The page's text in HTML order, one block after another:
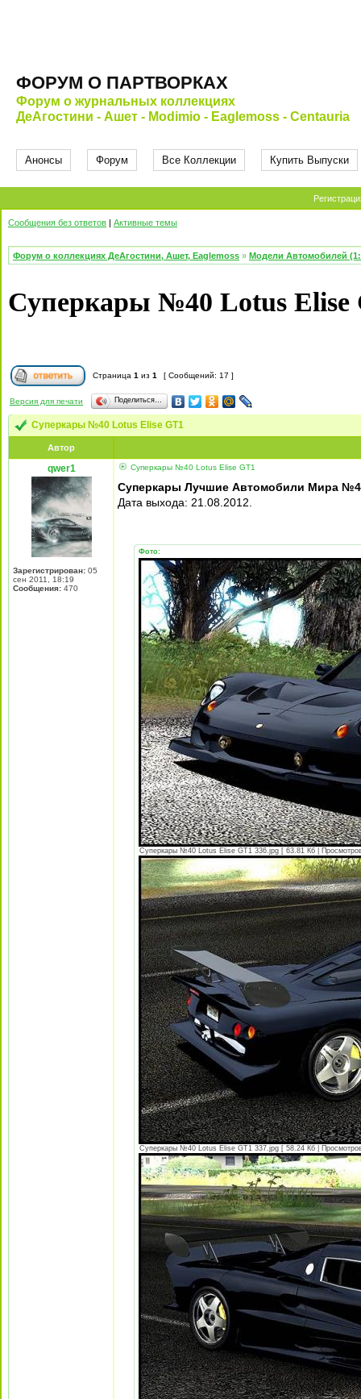
ФОРУМ О ПАРТВОРКАХ
Форум о журнальных коллекциях
ДеАгостини - Ашет - Modimio - Eaglemoss - Centauria
Анонсы Форум Все Коллекции Купить Выпуски
Сообщения без ответов | Активные темы
Форум о коллекциях ДеАгостини, Ашет, Eaglemoss » Модели Автомобилей
Суперкары №40 Lotus Еlise
Страница 1 из 1 [ Сообщений: 17 ]
Версия для печати Поделиться…
Суперкары №40 Lotus Еlise GT1
Автор
qwer1
Зарегистрирован: 05
сен 2011, 18:19
Сообщения: 470
Суперкары №40 Lotus Еlise GT1
Суперкары Лучшие Автомобили Мира
Дата выхода: 21.08.2012.
Фото:
Суперкары №40 Lotus Еlise GT1 336.jpg [ 63.81 Кб |
Суперкары №40 Lotus Еlise GT1 337.jpg [ 58.24 Кб |